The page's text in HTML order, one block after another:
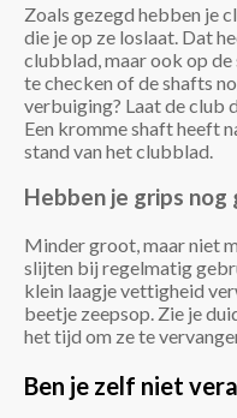
Zoals gezegd hebben je
die je op ze loslaat. Dat
clubblad, maar ook op
te checken of de shafts
verbuiging? Laat de club
Een kromme shaft heeft
stand van het clubblad.
Hebben je grips nog
Minder groot, maar niet
slijten bij regelmatig
klein laagje vettigheid
beetje zeepsop. Zie je
het tijd om ze te
Ben je zelf niet